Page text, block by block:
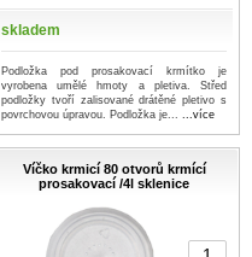
skladem
Podložka pod prosakovací krmítko je
vyrobena umělé hmoty a pletiva. Střed
podložky tvoří zalisované drátěné pletivo s
povrchovou úpravou. Podložka je... ...více
Víčko krmicí 80 otvorů krmící
prosakovací /4l sklenice